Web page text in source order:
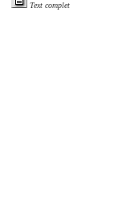
Text complet